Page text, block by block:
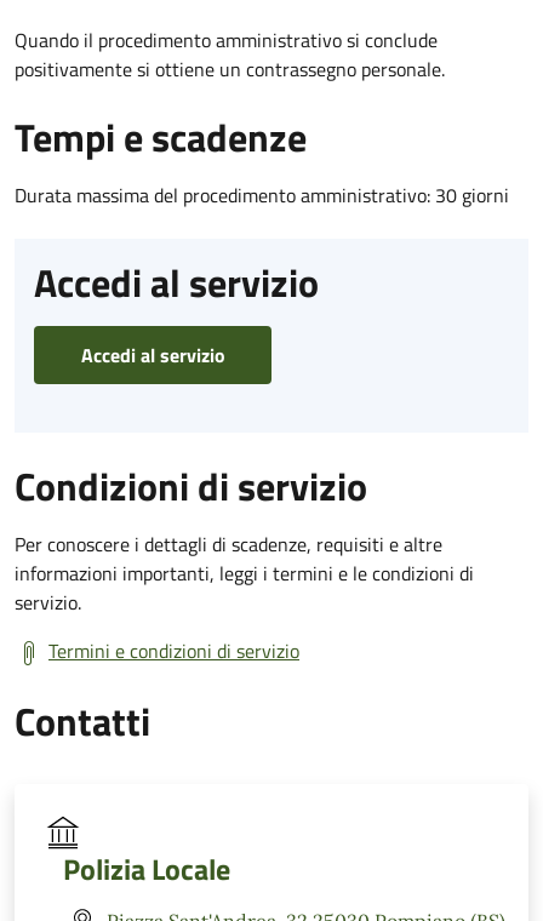
Quando il procedimento amministrativo si conclude
positivamente si ottiene un contrassegno personale.
Tempi e scadenze
Durata massima del procedimento amministrativo: 30 giorni
Accedi al servizio
Accedi al servizio
Condizioni di servizio
Per conoscere i dettagli di scadenze, requisiti e altre
informazioni importanti, leggi i termini e le condizioni di
servizio.
Termini e condizioni di servizio
Contatti
Polizia Locale